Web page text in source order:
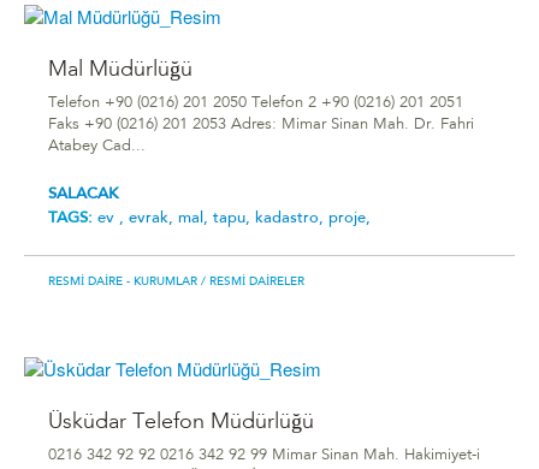
Mal Müdürlüğü
Telefon +90 (0216) 201 2050 Telefon 2 +90 (0216) 201 2051
Faks +90 (0216) 201 2053 Adres: Mimar Sinan Mah. Dr. Fahri
Atabey Cad...
SALACAK
TAGS: ev , evrak, mal, tapu, kadastro, proje,
RESMI DAIRE - KURUMLAR / RESMI DAIRELER
Üsküdar Telefon Müdürlüğü
0216 342 92 92 0216 342 92 99 Mimar Sinan Mah. Hakimiyet-i